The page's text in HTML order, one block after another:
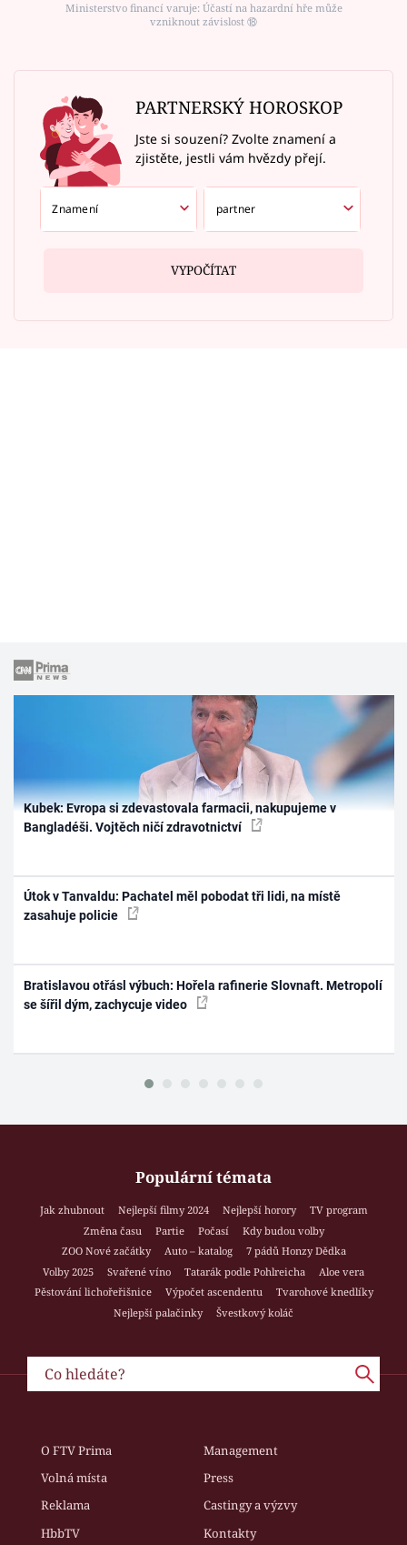
Ministerstvo financí varuje: Účastí na hazardní hře může
vzniknout závislost ⑱
PARTNERSKÝ HOROSKOP
Jste si souzení? Zvolte znamení a
zjistěte, jestli vám hvězdy přejí.
VYPOČÍTAT
Kubek: Evropa si zdevastovala farmacii, nakupujeme v
Bangladéši. Vojtěch ničí zdravotnictví
Útok v Tanvaldu: Pachatel měl pobodat tři lidi, na místě
zasahuje policie
Bratislavou otřásl výbuch: Hořela rafinerie Slovnaft. Metropolí
se šířil dým, zachycuje video
Populární témata
Jak zhubnout Nejlepší filmy 2024 Nejlepší horory
TV program
Změna času
Partie Počasí
Kdy budou volby
ZOO Nové začátky
Auto – katalog
7 pádů Honzy Dědka
Volby 2025
Svařené víno Tatarák podle Pohlreicha
Aloe vera
Pěstování lichořeřišnice
Výpočet ascendentu
Tvarohové knedlíky
Nejlepší palačinky
Švestkový koláč
O FTV Prima
Management
Volná místa
Press
Reklama
Castingy a výzvy
HbbTV
Kontakty